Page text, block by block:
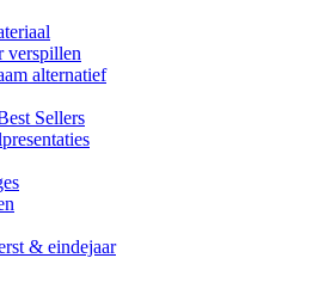
verspillen
alternatief
Sellers
& eindejaar